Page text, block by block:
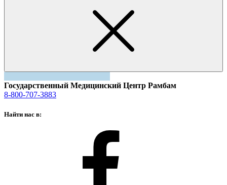
Государственный Медицинский Центр Рамбам
8-800-707-3883
Найти нас в: